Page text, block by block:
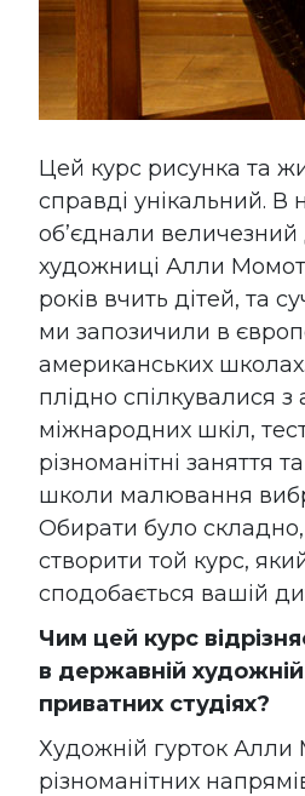
Цей курс рисунка та
справді унікальний. В
об’єднали величезний
художниці Алли
років вчить дітей, та
ми запозичили в
американських
плідно спілкувалися
міжнародних шкіл,
різноманітні заняття
школи малювання
Обирати було
створити той курс,
сподобається вашій
Чим цей курс
в державній
приватних студіях?
Художній гурток
різноманітних